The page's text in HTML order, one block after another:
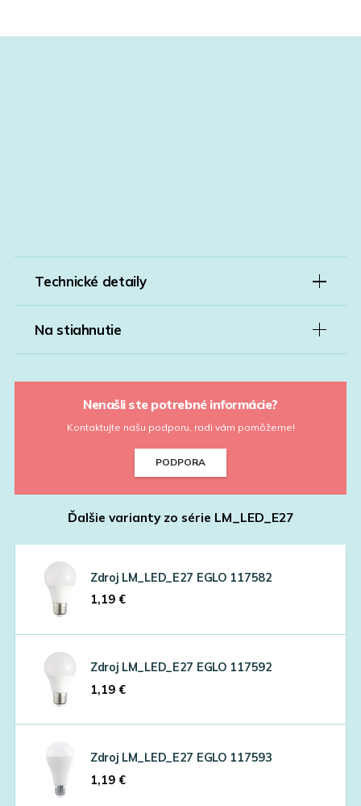
Technické detaily
Na stiahnutie
Nenašli ste potrebné informácie?
Kontaktujte našu podporu, radi vám pomôžeme!
PODPORA
Ďalšie varianty zo série LM_LED_E27
Zdroj LM_LED_E27 EGLO 117582
1,19 €
Zdroj LM_LED_E27 EGLO 117592
1,19 €
Zdroj LM_LED_E27 EGLO 117593
1,19 €